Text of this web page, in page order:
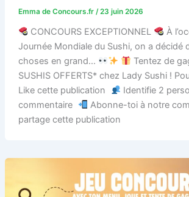
Emma de Concours.fr /23 juin 2026
CONCOURS EXCEPTIONNEL
À
Journée Mondiale du Sushi, on a décidé
choses en grand…
Tentez de
SUSHIS OFFERTS* chez Lady Sushi !
Like cette publication
Identifie 2
commentaire
Abonne-toi à notre
partage cette publication